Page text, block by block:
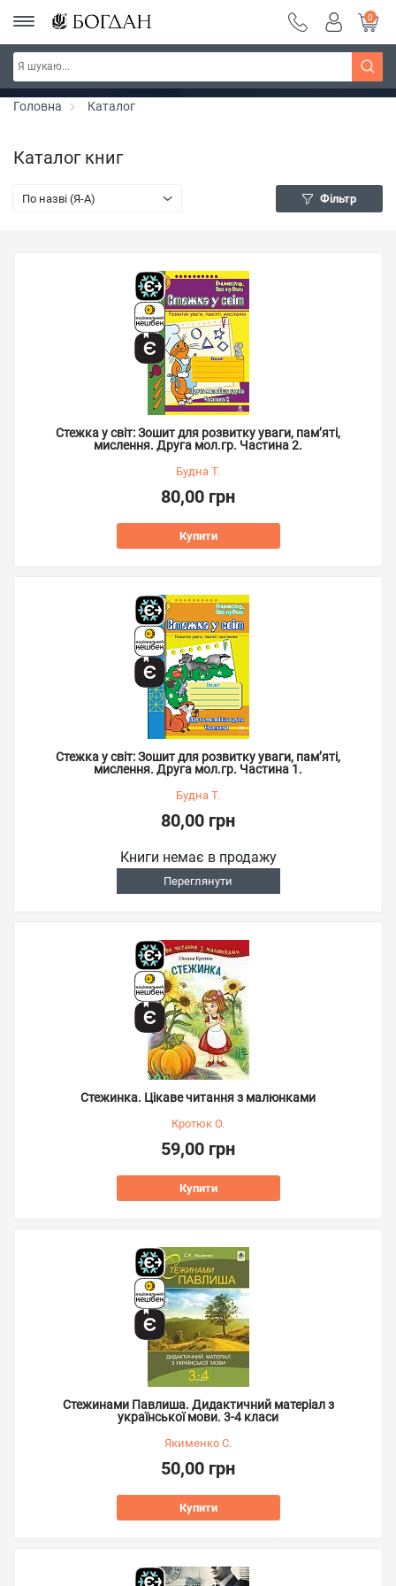
РОЗПРОДАЖ ~ 150 грн ~ 200 грн ~ 250 грн ~
300 грн ~ РОЗПРОДАЖ
Дізнатись більше
0
Головна Каталог
Каталог книг
По назві (Я-А) Фільтр
Стежка у світ: Зошит для розвитку уваги, пам’яті,
мислення. Друга мол.гр. Частина 2.
Будна Т.
80,00 грн
Купити
Стежка у світ: Зошит для розвитку уваги, пам’яті,
мислення. Друга мол.гр. Частина 1.
Будна Т.
80,00 грн
Книги немає в продажу
Переглянути
Стежинка. Цікаве читання з малюнками
Кротюк О.
59,00 грн
Купити
Стежинами Павлиша. Дидактичний матеріал з
української мови. 3-4 класи
Якименко С.
50,00 грн
Купити